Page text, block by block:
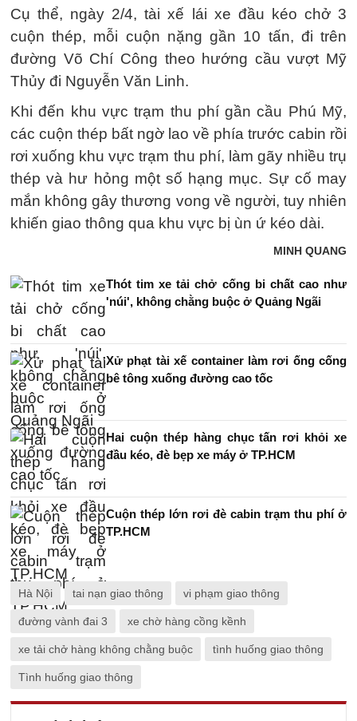
Cụ thể, ngày 2/4, tài xế lái xe đầu kéo chở 3
cuộn thép, mỗi cuộn nặng gần 10 tấn, đi trên
đường Võ Chí Công theo hướng cầu vượt Mỹ
Thủy đi Nguyễn Văn Linh.
Khi đến khu vực trạm thu phí gần cầu Phú Mỹ,
các cuộn thép bất ngờ lao về phía trước cabin rồi
rơi xuống khu vực trạm thu phí, làm gãy nhiều trụ
thép và hư hỏng một số hạng mục. Sự cố may
mắn không gây thương vong về người, tuy nhiên
khiến giao thông qua khu vực bị ùn ứ kéo dài.
MINH QUANG
Thót tim xe tải chở cống bi chất cao như
'núi', không chằng buộc ở Quảng Ngãi
Xử phạt tài xế container làm rơi ống cống
bê tông xuống đường cao tốc
Hai cuộn thép hàng chục tấn rơi khỏi xe
đầu kéo, đè bẹp xe máy ở TP.HCM
Cuộn thép lớn rơi đè cabin trạm thu phí ở
TP.HCM
Hà Nội tai nạn giao thông vi phạm giao thông
đường vành đai 3 xe chờ hàng cồng kềnh
xe tải chở hàng không chằng buộc tình huống giao thông
Tình huống giao thông